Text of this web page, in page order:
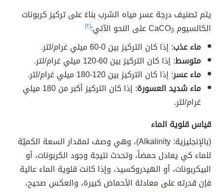
يتم تصنيف درجة عسر مياه الشرب بناءً على تركيز كربونات
الكالسيوم CaCO 3 على النحو الآتي:[٢]
ماء عذب: إذا كان التركيز بين 0-60 ميلي غرام/لتر.
متوسط: إذا كان التركيز بين 60-120 ميلي غرام/لتر.
ماء عسر: إذا كان التركيز بين 120-180 ميلي غرام/لتر.
ماء شديد العسورة
: إذا كان التركيز أكبر من 180 ميلي
غرام/لتر.
قياس قلوية الماء
(بالإنجليزية: Alkalinity)، وهي وصف لمقدار السعة الكميّة
للماء كي يعادل حمضاً، وتحدث نتيجة وجود الكربونات، أو
البيكربونات، أو الهيدروكسيد، وإذا كانت قلوية الماء عالية
فإن قدرته على معادلة الأحماض كبيرة، والعكس صحيح،